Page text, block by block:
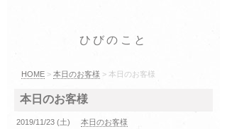
ひびのこと
HOME > 本日のお客様 > 本日のお客様
本日のお客様
2019/11/23 (土) 本日のお客様